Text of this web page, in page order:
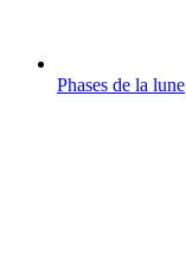
Phases de la lune